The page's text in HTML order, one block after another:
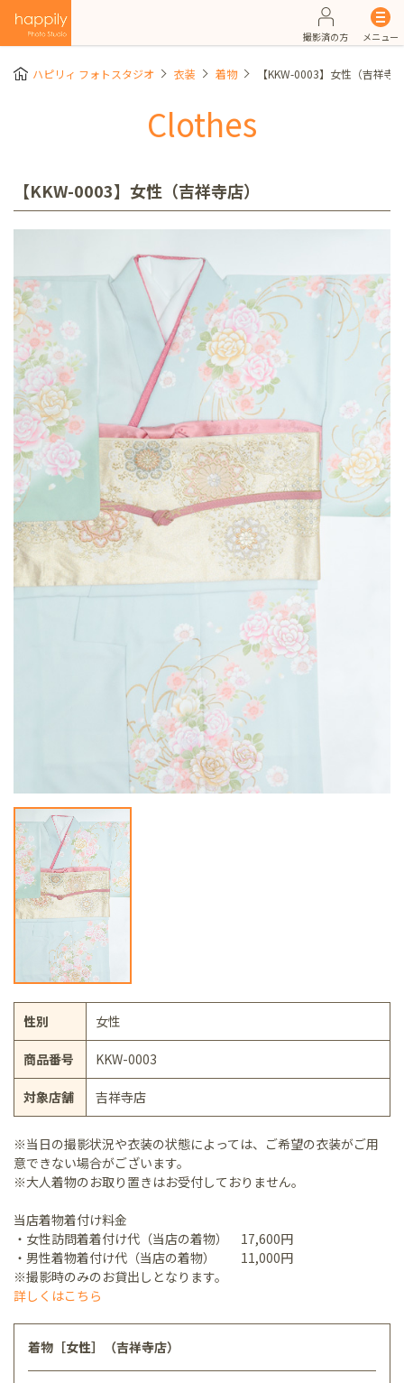
撮影済の方 メニュー
ハピリィ フォトスタジオ 衣装 着物 【KKW-0003】女性（吉祥寺
Clothes
【KKW-0003】女性（吉祥寺店）
性別 女性
商品番号 KKW-0003
対象店舗 吉祥寺店
※当日の撮影状況や衣装の状態によっては、ご希望の衣装がご用
意できない場合がございます。
※大人着物のお取り置きはお受付しておりません。
当店着物着付け料金
・女性訪問着着付け代（当店の着物） 17,600円
・男性着物着付け代（当店の着物） 11,000円
※撮影時のみのお貸出しとなります。
詳しくはこちら
着物［女性］（吉祥寺店）